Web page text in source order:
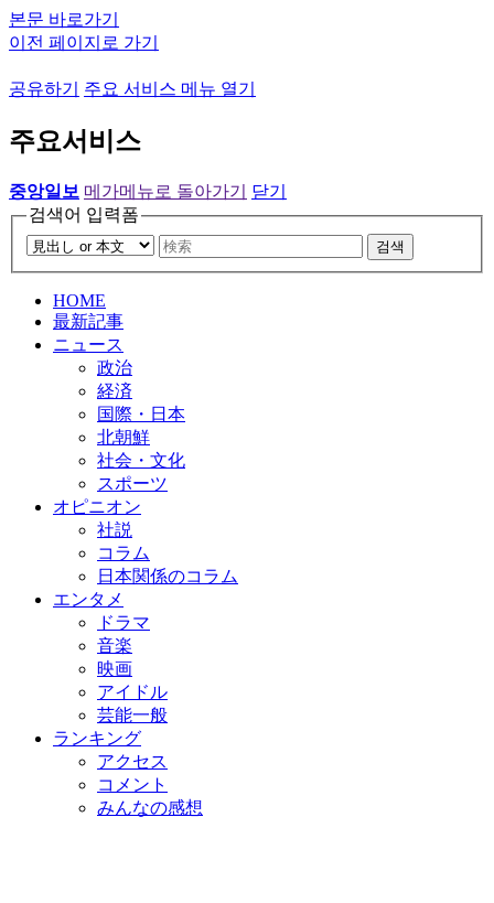
본문 바로가기
이전 페이지로 가기
공유하기 주요 서비스 메뉴 열기
주요서비스
중앙일보 메가메뉴로 돌아가기
닫기
검색어 입력폼
검색
HOME
最新記事
ニュース
政治
経済
国際・日本
北朝鮮
社会・文化
スポーツ
オピニオン
社説
コラム
日本関係のコラム
エンタメ
ドラマ
音楽
映画
アイドル
芸能一般
ランキング
アクセス
コメント
みんなの感想